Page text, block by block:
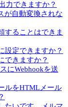
力できますか？
が自動変換されな
することはできま
設定できますか？
できますか？
にWebhookを送
ルをHTMLメール